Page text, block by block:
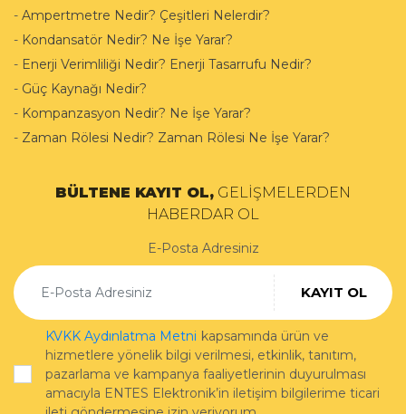
- Ampertmetre Nedir? Çeşitleri Nelerdir?
- Kondansatör Nedir? Ne İşe Yarar?
- Enerji Verimliliği Nedir? Enerji Tasarrufu Nedir?
- Güç Kaynağı Nedir?
- Kompanzasyon Nedir? Ne İşe Yarar?
- Zaman Rölesi Nedir? Zaman Rölesi Ne İşe Yarar?
BÜLTENE KAYIT OL, GELİŞMELERDEN
HABERDAR OL
E-Posta Adresiniz
KAYIT OL
KVKK Aydınlatma Metni kapsamında ürün ve
hizmetlere yönelik bilgi verilmesi, etkinlik, tanıtım,
pazarlama ve kampanya faaliyetlerinin duyurulması
amacıyla ENTES Elektronik’in iletişim bilgilerime ticari